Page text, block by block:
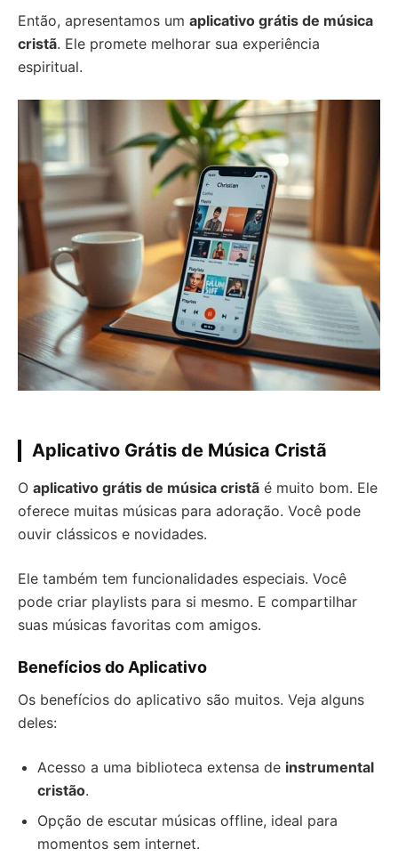
Então, apresentamos um aplicativo grátis de música
cristã. Ele promete melhorar sua experiência
espiritual.
Aplicativo Grátis de Música Cristã
O aplicativo grátis de música cristã é muito bom. Ele
oferece muitas músicas para adoração. Você pode
ouvir clássicos e novidades.
Ele também tem funcionalidades especiais. Você
pode criar playlists para si mesmo. E compartilhar
suas músicas favoritas com amigos.
Benefícios do Aplicativo
Os benefícios do aplicativo são muitos. Veja alguns
deles:
Acesso a uma biblioteca extensa de instrumental
cristão.
Opção de escutar músicas offline, ideal para
momentos sem internet.